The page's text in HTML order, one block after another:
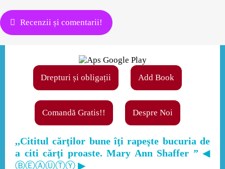
Recenzii și comentarii!
Drepturi și obligații Add Book
Comandă Gratis!! Despre Noi
,,Cititul cărţilor bune îţi rapeşte bucuria de
a citi cărţi proaste. Mary Ann Shaffer ” ◀
ⒷⒺⒶⓊⓉⓎ ▶